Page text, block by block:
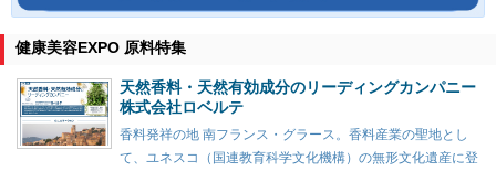
健康美容EXPO 原料特集
天然香料・天然有効成分のリーディングカンパニー
株式会社ロベルテ
香料発祥の地 南フランス・グラース。香料産業の聖地とし
て、ユネスコ（国連教育科学文化機構）の無形文化遺産に登